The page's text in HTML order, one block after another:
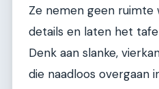
Ze nemen geen ruimte
details en laten het
Denk aan slanke,
die naadloos overgaan